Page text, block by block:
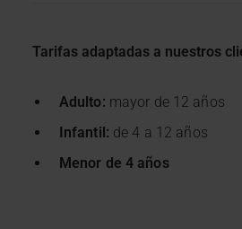
Tarifas adaptadas a nuestros
Adulto: mayor de 12 años
Infantil: de 4 a 12 años
Menor de 4 años